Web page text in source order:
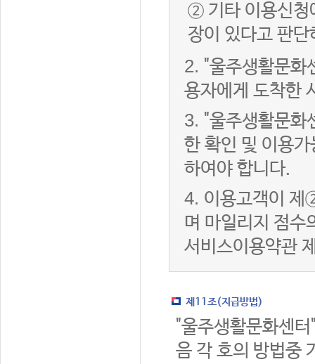
② 기타 이용신청
장이 있다고 판단
2. "울주생활문화
용자에게 도착한
3. "울주생활문화
한 확인 및 이용
하여야 합니다.
4. 이용고객이 제
며 마일리지 점수
서비스이용약관
제11조(지급방법)
"울주생활문화센
음 각 호의 방법중